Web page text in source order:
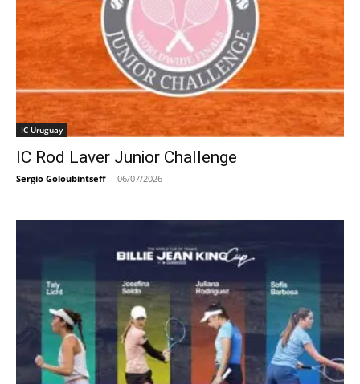
IC Uruguay
IC Rod Laver Junior Challenge
Sergio Goloubintseff - 06/07/2026